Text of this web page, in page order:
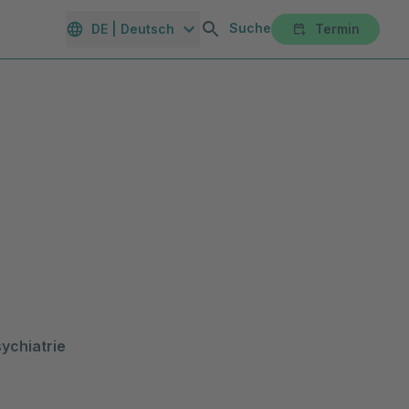
DE | Deutsch Suche Termin